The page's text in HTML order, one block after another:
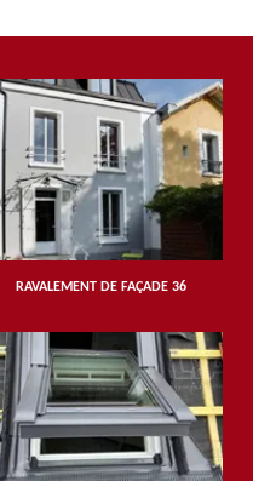
RAVALEMENT DE FAÇADE 36